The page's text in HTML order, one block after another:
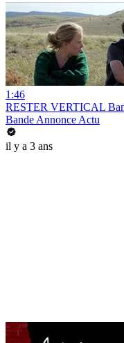
1:46
RESTER VERTICAL
Bande Annonce Actu
il y a 3 ans